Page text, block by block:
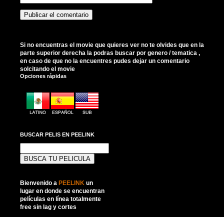
Si no encuentras el movie que quieres ver no te olvides que en la
parte superior derecha la podras buscar por genero / tematica ,
en caso de que no la encuentres pudes dejar un comentario
solcitando el movie
Opciones rápidas
BUSCAR PELIS EN PEELINK
Bienvenido a PEELINK un
lugar en donde se encuentran
películas en línea totalmente
free sin lag y cortes